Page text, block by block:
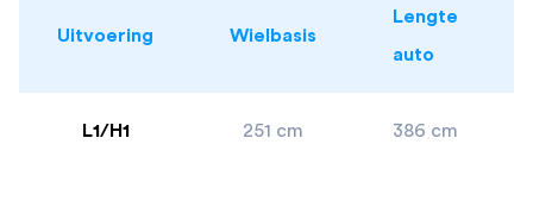
Uitvoering Wielbasis
Lengte
auto
L1/H1 251 cm 386 cm